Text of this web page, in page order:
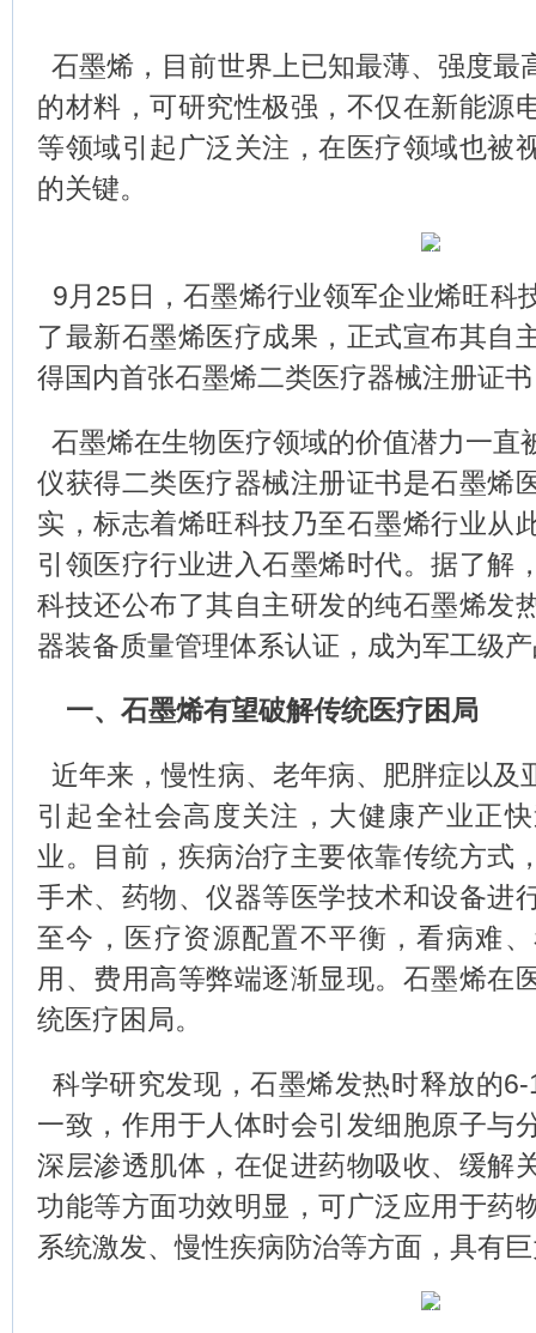
石墨烯，目前世界上已知最薄、强度最
的材料，可研究性极强，不仅在新能源
等领域引起广泛关注，在医疗领域也被
的关键。
9月25日，石墨烯行业领军企业烯旺科
了最新石墨烯医疗成果，正式宣布其自
得国内首张石墨烯二类医疗器械注册证
石墨烯在生物医疗领域的价值潜力一直
仪获得二类医疗器械注册证书是石墨烯
实，标志着烯旺科技乃至石墨烯行业从
引领医疗行业进入石墨烯时代。据了解
科技还公布了其自主研发的纯石墨烯发
器装备质量管理体系认证，成为军工级
一、石墨烯有望破解传统医疗困局
近年来，慢性病、老年病、肥胖症以及
引起全社会高度关注，大健康产业正
业。目前，疾病治疗主要依靠传统方式
手术、药物、仪器等医学技术和设备进
至今，医疗资源配置不平衡，看病难
用、费用高等弊端逐渐显现。石墨烯在
统医疗困局。
科学研究发现，石墨烯发热时释放的
一致，作用于人体时会引发细胞原子与
深层渗透肌体，在促进药物吸收、缓解
功能等方面功效明显，可广泛应用于药
系统激发、慢性疾病防治等方面，具有